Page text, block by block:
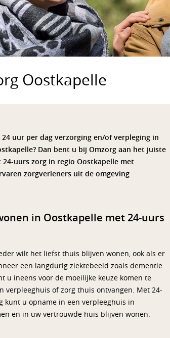
Oostkapelle
uur per dag verzorging en/of verpleging in
Dan bent u bij Omzorg aan het juiste
24-uurs zorg in regio Oostkapelle met
zorgverleners uit de omgeving
in Oostkapelle met 24-uurs
wilt het liefst thuis blijven wonen, ook als er
een langdurig ziektebeeld zoals dementie
u ineens voor de moeilijke keuze komen te
verpleeghuis of zorg thuis ontvangen. Met 24-
kunt u opname in een verpleeghuis in
en in uw vertrouwde huis blijven wonen.